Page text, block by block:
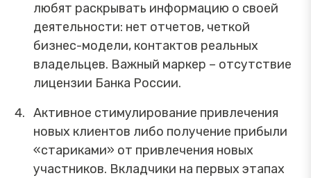
любят раскрывать информацию о своей
деятельности: нет отчетов, четкой
бизнес-модели, контактов реальных
владельцев. Важный маркер – отсутствие
лицензии Банка России.
Активное стимулирование привлечения
новых клиентов либо получение прибыли
«стариками» от привлечения новых
участников. Вкладчики на первых этапах